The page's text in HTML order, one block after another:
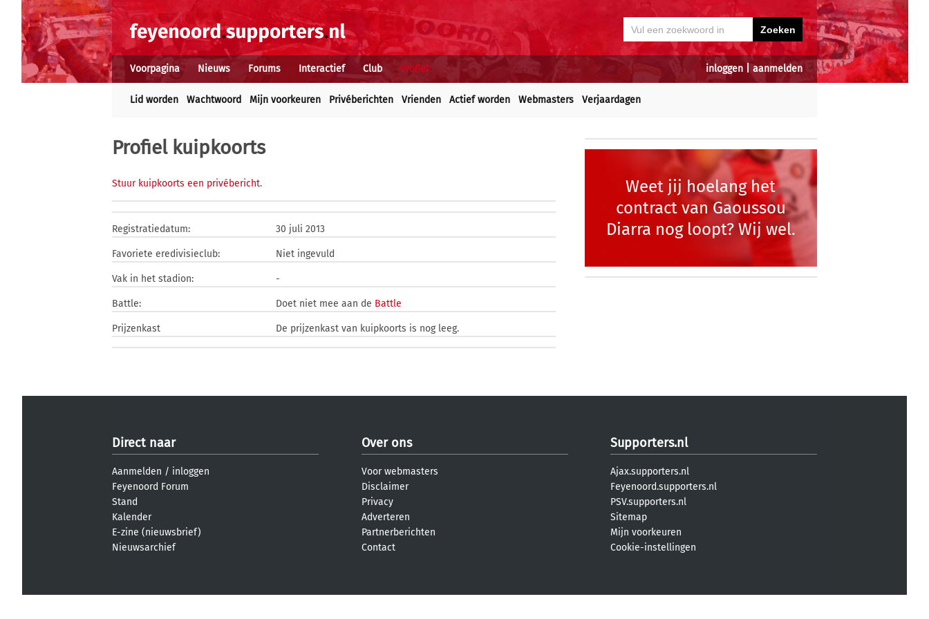
inloggen aanmelden
Voorpagina Nieuws Forums Interactief Club Profiel
Lid worden Wachtwoord Mijn voorkeuren Privéberichten Vrienden Actief worden Webmasters Verjaardagen
Profiel kuipkoorts
Stuur kuipkoorts een privébericht.
Registratiedatum: 30 juli 2013
Favoriete eredivisieclub: Niet ingevuld
Vak in het stadion: -
Battle: Doet niet mee aan de Battle
Prijzenkast De prijzenkast van kuipkoorts is nog leeg.
Weet jij hoelang het
contract van Gaoussou
Diarra nog loopt? Wij wel.
Direct naar
Aanmelden / inloggen
Feyenoord Forum
Stand
Kalender
E-zine (nieuwsbrief)
Nieuwsarchief
Over ons
Voor webmasters
Disclaimer
Privacy
Adverteren
Partnerberichten
Contact
Supporters.nl
Ajax.supporters.nl
Feyenoord.supporters.nl
PSV.supporters.nl
Sitemap
Mijn voorkeuren
Cookie-instellingen